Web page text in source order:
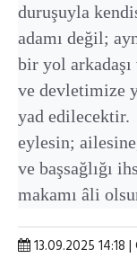
duruşuyla
adamı değil;
bir yol
ve devletimize
yad edilecektir.
eylesin;
ve başsağlığı
makamı âli
13.09.2025 14:18